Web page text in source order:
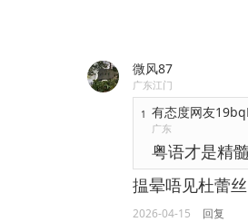
微风87
广东江门
1 有态度网友
广东
粤语才是精髓
揾晕唔见杜蕾
2026-04-15 回复